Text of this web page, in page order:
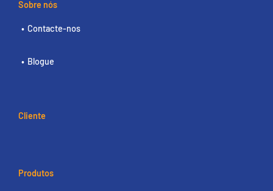
Sobre nós
Contacte-nos
Blogue
Cliente
Produtos